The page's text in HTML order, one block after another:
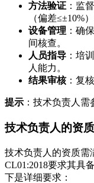
方法验证 ：监
（偏差≤±10%
设备管理 ：确
间核查。
人员指导 ：培
人能力。
结果审核：复
提示 ：技术负责人需
技术负责人的资
技术负责人的资质需
CL01:2018要求其具
下是详细要求：